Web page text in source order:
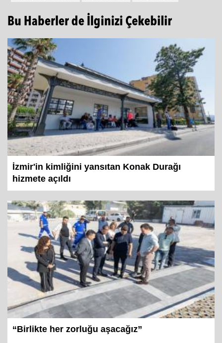
Bu Haberler de İlginizi Çekebilir
İzmir'in kimliğini yansıtan Konak Durağı
hizmete açıldı
“Birlikte her zorluğu aşacağız”